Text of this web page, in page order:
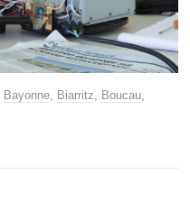
Bayonne, Biarritz, Boucau,